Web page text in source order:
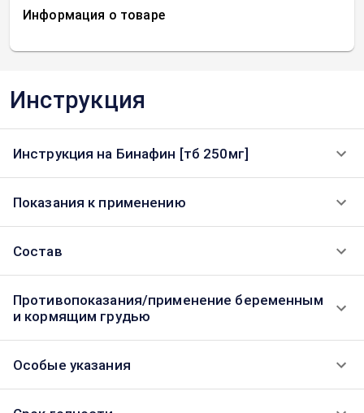
Информация о товаре
Инструкция
Инструкция на Бинафин [тб 250мг]
Показания к применению
Состав
Противопоказания/применение беременным
и кормящим грудью
Особые указания